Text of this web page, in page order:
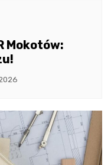
Mokotów: